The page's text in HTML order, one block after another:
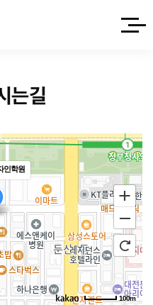
사이트
는길
인학원
100m